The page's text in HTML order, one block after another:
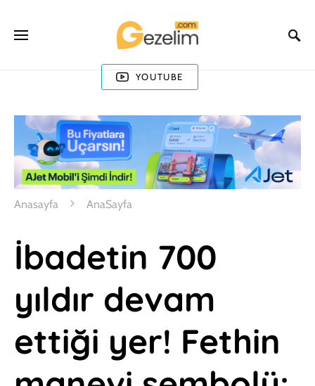
YOUTUBE
Anasayfa AnaSayfa
İbadetin 700
yıldır devam
ettiği yer! Fethin